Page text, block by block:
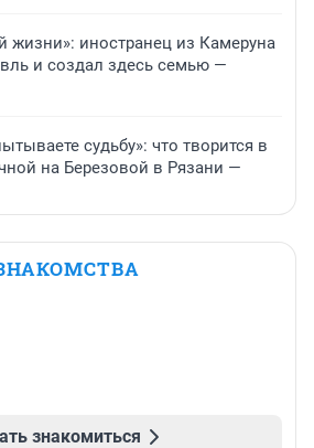
жизни»: иностранец из Камеруна
и создал здесь семью —
судьбу»: что творится в
на Березовой в Рязани —
знакомиться